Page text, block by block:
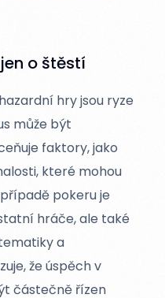
o štěstí
hry jsou ryze
může být
faktory, jako
které mohou
pokeru je
hráče, ale také
a
že úspěch v
částečně řízen